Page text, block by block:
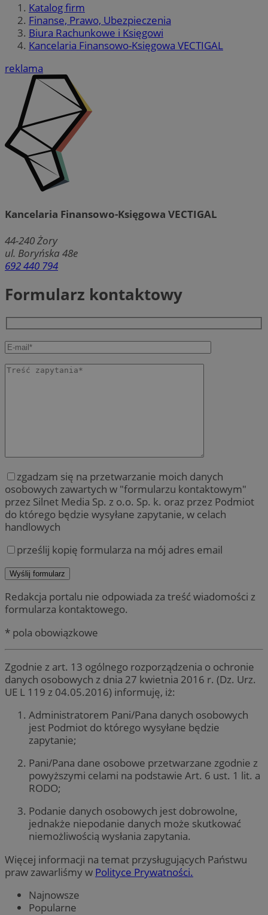
Katalog firm
Finanse, Prawo, Ubezpieczenia
Biura Rachunkowe i Księgowi
Kancelaria Finansowo-Księgowa VECTIGAL
reklama
Kancelaria Finansowo-Księgowa VECTIGAL
44-240Żory
ul. Boryńska 48e
692 440 794
Formularz kontaktowy
zgadzam się na przetwarzanie moich danych
osobowych zawartych w "formularzu kontaktowym"
przez Silnet Media Sp. z o.o. Sp. k. oraz przez Podmiot
do którego będzie wysyłane zapytanie, w celach
handlowych
prześlij kopię formularza na mój adres email
Redakcja portalu nie odpowiada za treść wiadomości z
formularza kontaktowego.
* pola obowiązkowe
Zgodnie z art. 13 ogólnego rozporządzenia o ochronie
danych osobowych z dnia 27 kwietnia 2016 r. (Dz. Urz.
UE L 119 z 04.05.2016) informuję, iż:
Administratorem Pani/Pana danych osobowych
jest Podmiot do którego wysyłane będzie
zapytanie;
Pani/Pana dane osobowe przetwarzane zgodnie z
powyższymi celami na podstawie Art. 6 ust. 1 lit. a
RODO;
Podanie danych osobowych jest dobrowolne,
jednakże niepodanie danych może skutkować
niemożliwością wysłania zapytania.
Więcej informacji na temat przysługujących Państwu
praw zawarliśmy w Polityce Prywatności.
Najnowsze
Popularne